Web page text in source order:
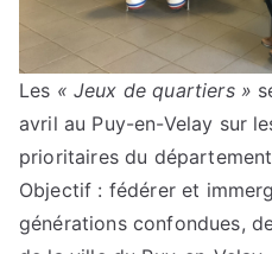
Les « Jeux de quartiers »
avril au Puy-en-Velay sur
prioritaires du
Objectif : fédérer et
générations confondues,